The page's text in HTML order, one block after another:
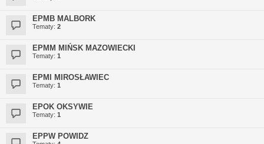
EPMB MALBORK
Tematy: 2
EPMM MIŃSK MAZOWIECKI
Tematy: 1
EPMI MIROSŁAWIEC
Tematy: 1
EPOK OKSYWIE
Tematy: 1
EPPW POWIDZ